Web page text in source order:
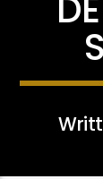
Current track
Title